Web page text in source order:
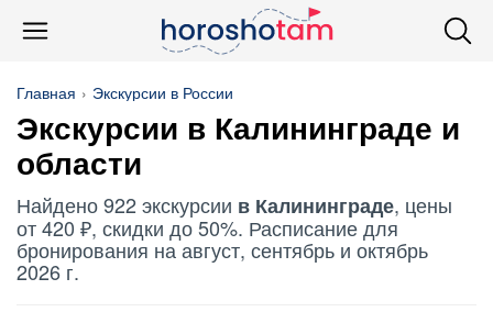
Главная Экскурсии в России
Экскурсии в Калининграде и
области
Найдено 922 экскурсии в Калининграде, цены
от 420 ₽, скидки до 50%. Расписание для
бронирования на август, сентябрь и октябрь
2026 г.